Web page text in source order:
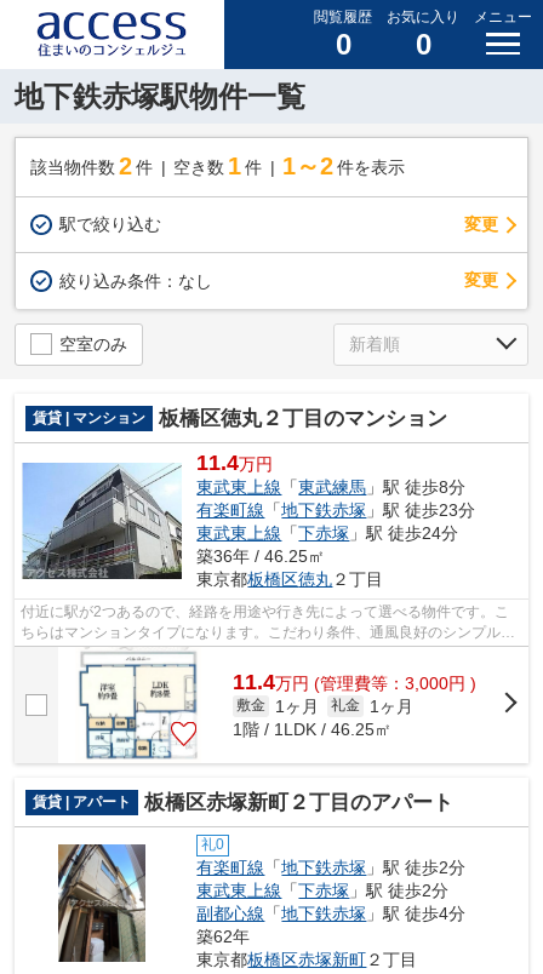
閲覧履歴
0
お気に入り
0
メニュー
地下鉄赤塚駅物件一覧
該当物件数 2件 空き数 1 件 1～2 件を表示
駅で絞り込む 変更
絞り込み条件： なし 変更
空室のみ
賃貸 | マンション 板橋区徳丸２丁目のマンション
11.4万円
東武東上線 「東武練馬 」駅 徒歩8分
有楽町線 「地下鉄赤塚 」駅 徒歩23分
東武東上線 「下赤塚 」駅 徒歩24分
築36年 / 46.25㎡
東京都板橋区徳丸２丁目
付近に駅が2つあるので、経路を用途や行き先によって選べる物件です。こ
ちらはマンションタイプになります。こだわり条件、通風良好のシンプルな
作りのマンションです。気分が落ちた時...
11.4万円 (管理費等：3,000円 )
敷金 1ヶ月 礼金
1ヶ月
1階 / 1LDK / 46.25㎡
賃貸 | アパート 板橋区赤塚新町２丁目のアパート
礼0
有楽町線 「地下鉄赤塚 」駅 徒歩2分
東武東上線 「下赤塚 」駅 徒歩2分
副都心線 「地下鉄赤塚 」駅 徒歩4分
築62年
東京都板橋区赤塚新町２丁目